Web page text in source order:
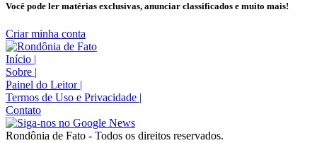
Você pode ler matérias exclusivas, anunciar classificados e muito mais!
Criar minha conta
Início |
Sobre |
Painel do Leitor |
Termos de Uso e Privacidade |
Contato
Rondônia de Fato - Todos os direitos reservados.